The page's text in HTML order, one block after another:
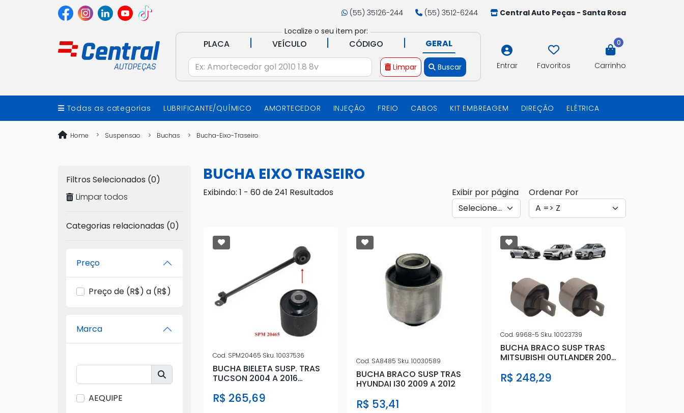
(55) 35126-244 (55) 3512-6244
Central Auto Peças - Santa Rosa
Localize o seu item por:
PLACA | VEÍCULO | CÓDIGO | GERAL
Limpar Buscar Entrar Favoritos
0
Carrinho
Todas as categorias LUBRIFICANTE/QUÍMICO AMORTECEDOR INJEÇÃO FREIO CABOS KIT EMBREAGEM DIREÇÃO ELÉTRICA
Home Suspensao Buchas Bucha-Eixo-Traseiro
Filtros Selecionados (0)
Limpar todos
Categorias relacionadas (0)
Preço
Preço de (R$) a (R$)
Marca
AEQUIPE
BUCHA EIXO TRASEIRO
Exibindo: 1 - 60 de 241 Resultados Exibir por página Ordenar Por
Cod. SPM20465 Sku.10037536
BUCHA BIELETA SUSP. TRAS
TUCSON 2004 A 2016
R$ 265,69
Cod. SA8485 Sku.10030589
BUCHA BRACO SUSP TRAS
HYUNDAI I30 2009 A 2012
R$ 53,41
Cod.9968-5 Sku.10023739
BUCHA BRACO SUSP TRAS
MITSUBISHI OUTLANDER 2008
R$ 248,29